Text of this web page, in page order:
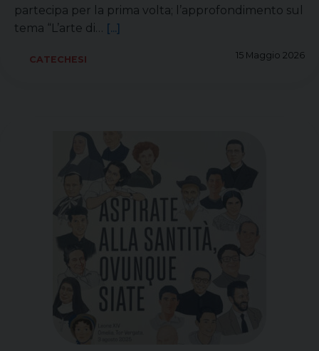
partecipa per la prima volta; l’approfondimento sul
tema “L’arte di… [...]
15 Maggio 2026
CATECHESI